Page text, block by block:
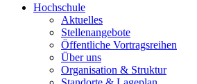
Hochschule
Aktuelles
Stellenangebote
Öffentliche Vortragsreihen
Über uns
Organisation & Struktur